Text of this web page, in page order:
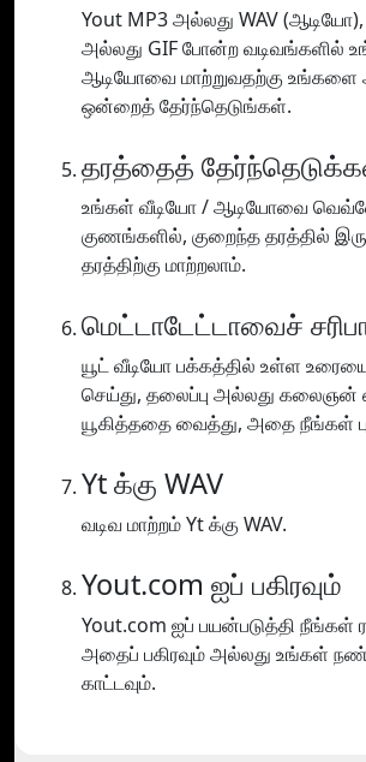
Yout MP3 அல்லது WAV
அல்லது GIF போன்ற வடிவங்களில்
ஆடியோவை மாற்றுவதற்கு உங்களை
ஒன்றைத் தேர்ந்தெடுங்கள்.
தரத்தைத்
உங்கள் வீடியோ / ஆடியோவை
குணங்களில், குறைந்த தரத்தில்
தரத்திற்கு மாற்றலாம்.
மெட்டாடேட்டாவைச்
யூட் வீடியோ பக்கத்தில் உள்ள
செய்து, தலைப்பு அல்லது கலைஞன்
யூகித்ததை வைத்து, அதை நீங்கள்
Yt க்கு WAV
வடிவ மாற்றம் Yt க்கு WAV.
Yout.com ஐப் பகிரவும்
Yout.com ஐப் பயன்படுத்தி நீங்கள்
அதைப் பகிரவும் அல்லது உங்கள்
காட்டவும்.